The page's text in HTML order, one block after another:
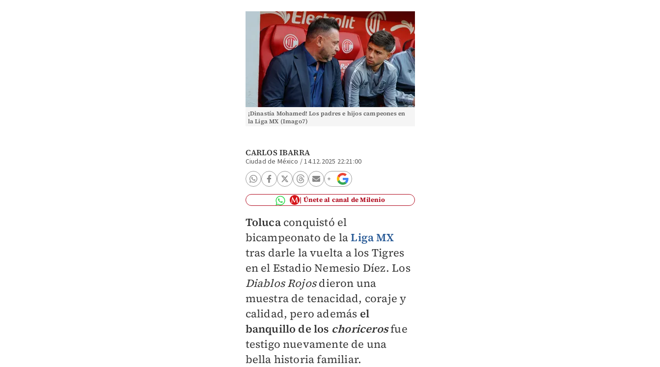
¡Dinastía Mohamed! Los padres e hijos campeones en
la Liga MX (Imago7)
CARLOS IBARRA
Ciudad de México /14.12.2025 22:21:00
Únete al canal de Milenio
Toluca conquistó el
bicampeonato de laLiga MX
tras darle la vuelta a los Tigres
en el Estadio Nemesio Díez. Los
Diablos Rojosdieron una
muestra de tenacidad, coraje y
calidad, pero además el
banquillo de los choricerosfue
testigo nuevamente de una
bella historia familiar.